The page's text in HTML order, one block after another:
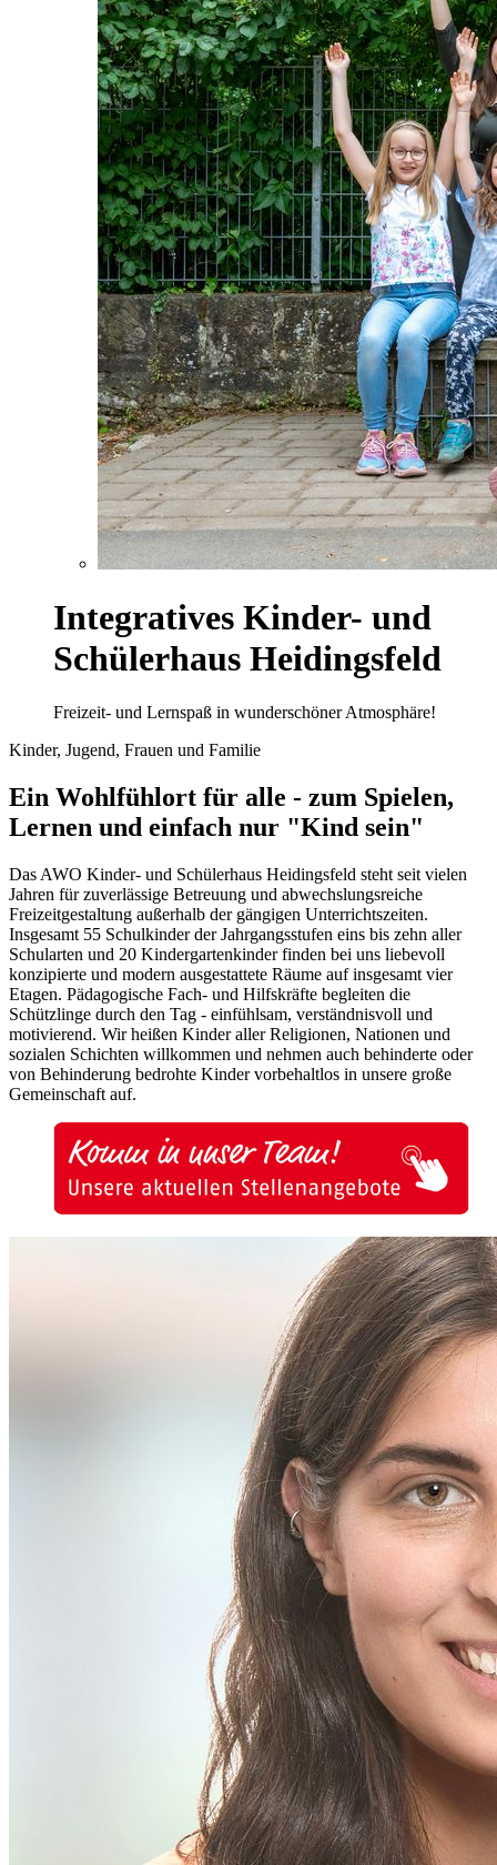
Integratives Kinder- und
Schülerhaus Heidingsfeld
Freizeit- und Lernspaß in wunderschöner Atmosphäre!
Kinder, Jugend, Frauen und Familie
Ein Wohlfühlort für alle - zum Spielen,
Lernen und einfach nur "Kind sein"
Das AWO Kinder- und Schülerhaus Heidingsfeld steht seit vielen
Jahren für zuverlässige Betreuung und abwechslungsreiche
Freizeitgestaltung außerhalb der gängigen Unterrichtszeiten.
Insgesamt 55 Schulkinder der Jahrgangsstufen eins bis zehn aller
Schularten und 20 Kindergartenkinder finden bei uns liebevoll
konzipierte und modern ausgestattete Räume auf insgesamt vier
Etagen. Pädagogische Fach- und Hilfskräfte begleiten die
Schützlinge durch den Tag - einfühlsam, verständnisvoll und
motivierend. Wir heißen Kinder aller Religionen, Nationen und
sozialen Schichten willkommen und nehmen auch behinderte oder
von Behinderung bedrohte Kinder vorbehaltlos in unsere große
Gemeinschaft auf.